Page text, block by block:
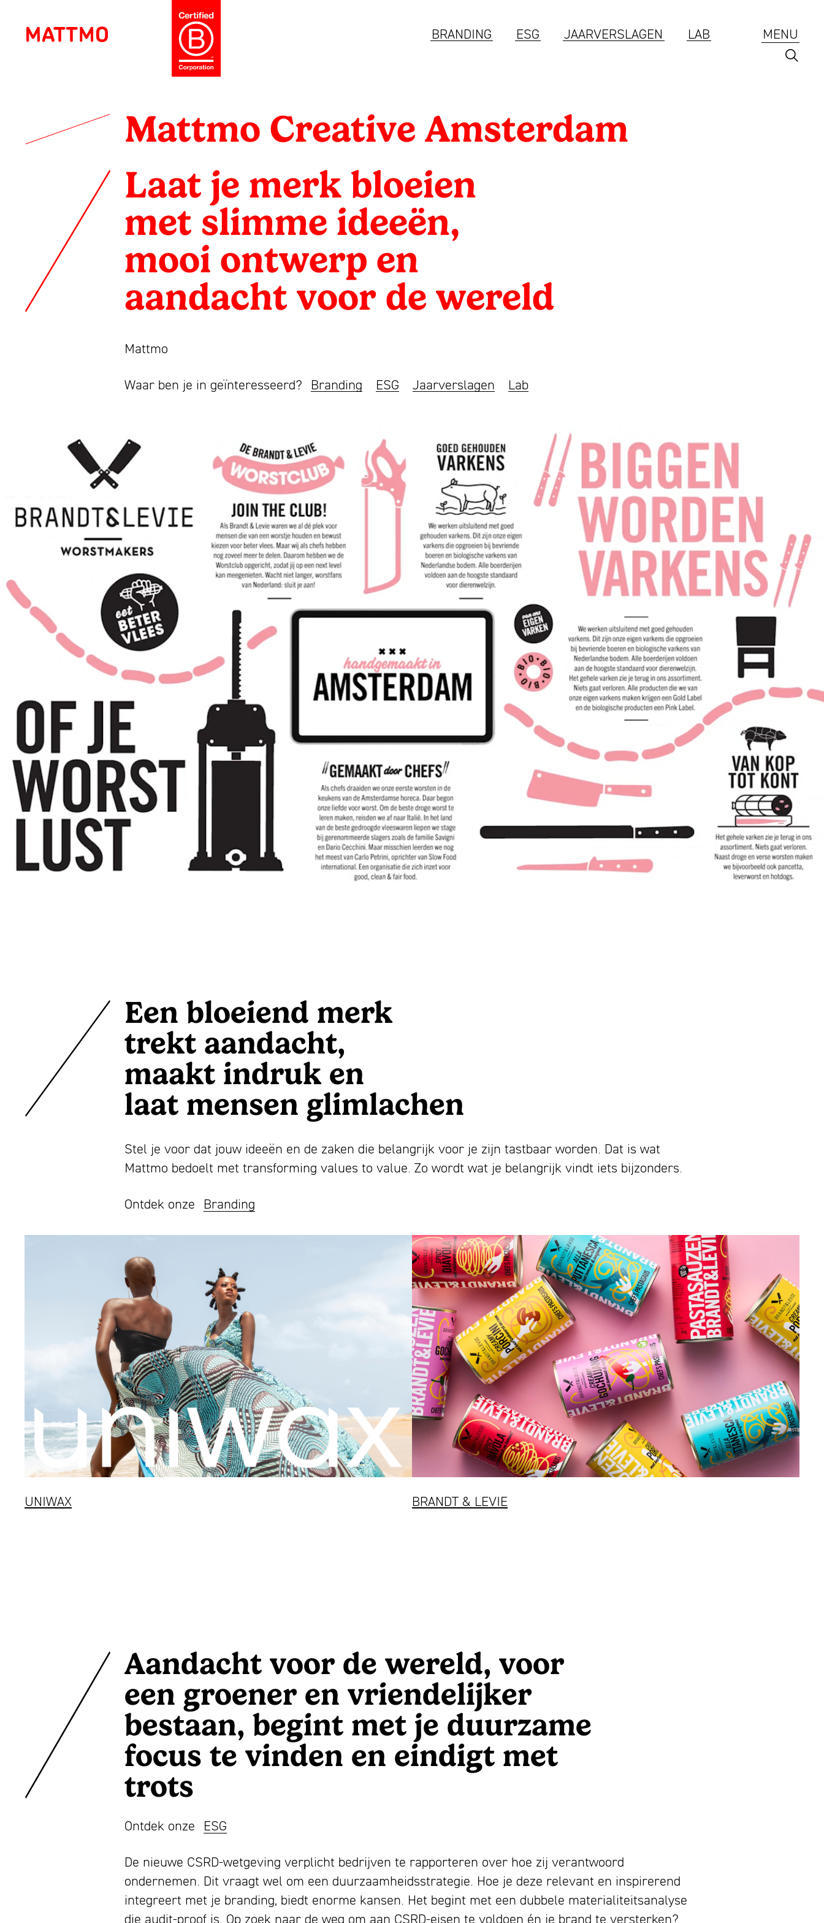
Creative
Strategie
ontwerp
voor
ambitieuze
jaarverslagen
sinds
1993
BRANDING ESG JAARVERSLAGEN LAB MENU
Branding
Lab
Mattmo Creative Amsterdam
Laat je merk bloeien
met slimme ideeën,
mooi ontwerp en
aandacht voor de wereld
Mattmo
Waar ben je in geïnteresseerd? Branding ESG Jaarverslagen Lab
Een bloeiend merk
trekt aandacht,
maakt indruk en
laat mensen glimlachen
Stel je voor dat jouw ideeën en de zaken die belangrijk voor je zijn tastbaar worden. Dat is wat
Mattmo bedoelt met transforming values to value. Zo wordt wat je belangrijk vindt iets bijzonders.
Ontdek onze Branding
UNIWAX BRANDT & LEVIE
Aandacht voor de wereld, voor
een groener en vriendelijker
bestaan, begint met je duurzame
focus te vinden en eindigt met
trots
Ontdek onze ESG
De nieuwe CSRD-wetgeving verplicht bedrijven te rapporteren over hoe zij verantwoord
ondernemen. Dit vraagt wel om een duurzaamheidsstrategie. Hoe je deze relevant en inspirerend
integreert met je branding, biedt enorme kansen. Het begint met een dubbele materialiteitsanalyse
die audit-proof is. Op zoek naar de weg om aan CSRD-eisen te voldoen én je brand te versterken?